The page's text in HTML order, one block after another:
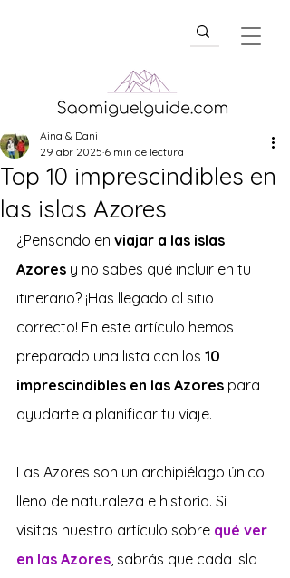
Top 10 imprescindibles en
las islas Azores
Aina & Dani
29 abr 2025 6 min de lectura
¿Pensando en viajar a las islas
Azores y no sabes qué incluir en tu
itinerario? ¡Has llegado al sitio
correcto! En este artículo hemos
preparado una lista con los 10
imprescindibles en las Azores para
ayudarte a planificar tu viaje.
Las Azores son un archipiélago único
lleno de naturaleza e historia. Si
visitas nuestro artículo sobre qué ver
en las Azores, sabrás que cada isla